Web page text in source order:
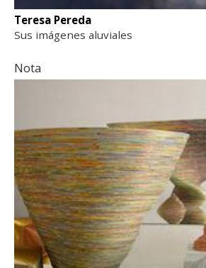
Teresa Pereda
Sus imágenes aluviales
Nota